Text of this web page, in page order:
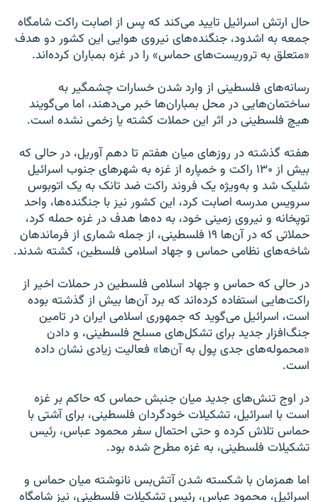
حال ارتش اسرائیل تایید می‌کند که پس از اصابت راکت شامگاه
جمعه به اشدود، جنگنده‌های نیروی هوایی این کشور دو هدف
«متعلق به تروریست‌های حماس» را در غزه بمباران کرده‌اند.
رسانه‌های فلسطینی از وارد شدن خسارات چشمگیر به
ساختمان‌هایی در محل بمباران‌ها خبر می‌دهند، اما می‌گویند
هیچ فلسطینی در اثر این حملات کشته یا زخمی نشده است.
هفته گذشته در روزهای میان هفتم تا دهم آوریل، در حالی که
بیش از ۱۳۰ راکت و خمپاره از غزه به شهرهای جنوب اسرائیل
شلیک شد و به‌ویژه یک فروند راکت ضد تانک به یک اتوبوس
سرویس مدرسه اصابت کرد، این کشور نیز با جنگنده‌ها، واحد
توپخانه و نیروی زمینی خود، به ده‌ها هدف در غزه حمله کرد،
حملاتی که در آن‌ها ۱۹ فلسطینی، از جمله شماری از فرماندهان
شاخه‌های نظامی حماس و جهاد اسلامی فلسطین، کشته شدند.
در حالی که حماس و جهاد اسلامی فلسطین در حملات اخیر از
راکت‌هایی استفاده کرده‌اند که برد آن‌ها بیش از گذشته بوده
است، اسرائیل می‌گوید که جمهوری اسلامی ایران در تامین
جنگ‌افزار جدید برای تشکل‌های مسلح فلسطینی، و دادن
«محموله‌های جدی پول به آن‌ها» فعالیت زیادی نشان داده
است.
در اوج تنش‌های جدید میان جنبش حماس که حاکم بر غزه
است با اسرائیل، تشکیلات خودگردان فلسطینی، برای آشتی با
حماس تلاش کرده و حتی احتمال سفر محمود عباس، رئیس
تشکیلات فلسطینی، به غزه مطرح شده بود.
اما همزمان با شکسته شدن آتش‌بس نا‌نوشته میان حماس و
اسرائیل، محمود عباس، رئیس تشکیلات فلسطینی، نیز شامگاه